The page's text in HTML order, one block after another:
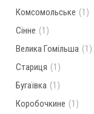
Комсомольське (1)
Сінне (1)
Велика Гомільша (1)
Стариця (1)
Бугаївка (1)
Коробочкине (1)